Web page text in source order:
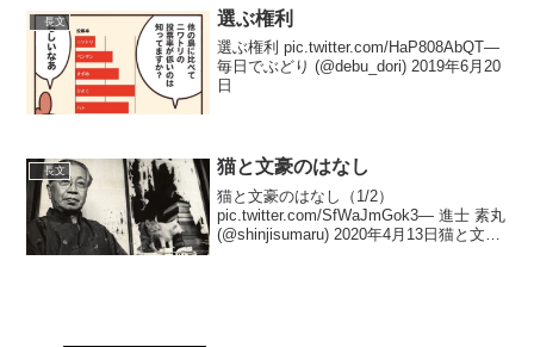
(@kazanarikoikaze) 2020年...
長文 選ぶ権利
選ぶ権利 pic.twitter.com/HaP808AbQT—
毎日でぶどり (@debu_dori) 2019年6月20
日
長文 猫と文豪のはなし
猫と文豪のはなし（1/2）
pic.twitter.com/SfWaJmGok3— 進士 素丸
(@shinjisumaru) 2020年4月13日猫と文豪